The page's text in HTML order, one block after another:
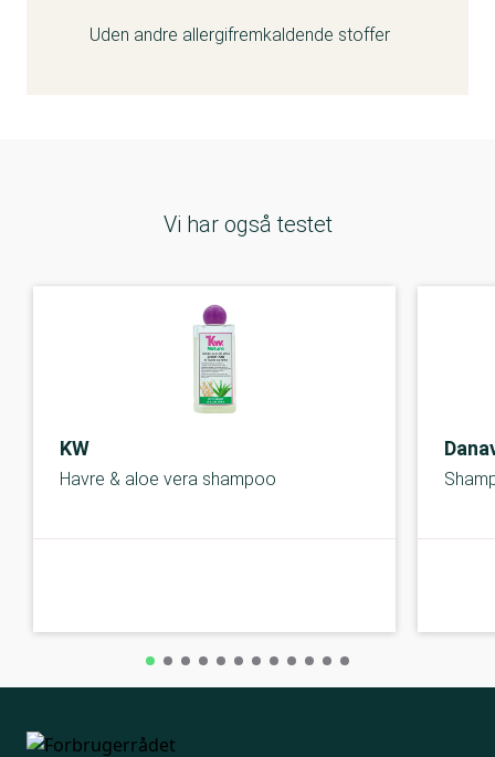
Uden andre allergifremkaldende stoffer
Vi har også testet
KW
Havre & aloe vera shampoo